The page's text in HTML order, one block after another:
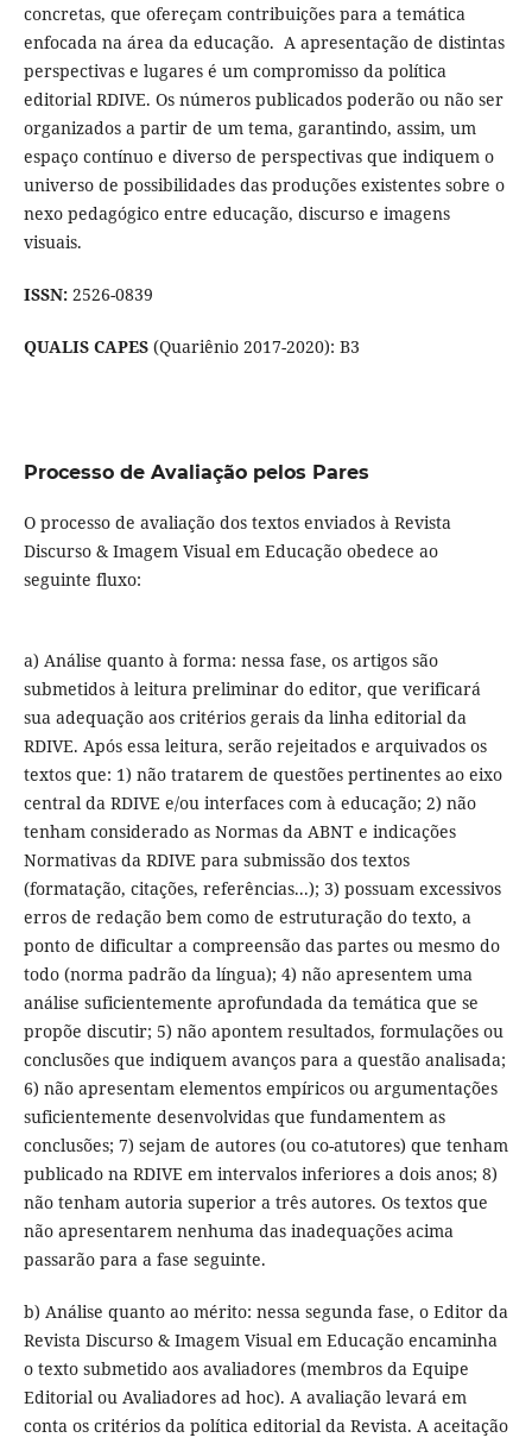
concretas, que ofereçam contribuições para a temática
enfocada na área da educação. A apresentação de distintas
perspectivas e lugares é um compromisso da política
editorial RDIVE. Os números publicados poderão ou não ser
organizados a partir de um tema, garantindo, assim, um
espaço contínuo e diverso de perspectivas que indiquem o
universo de possibilidades das produções existentes sobre o
nexo pedagógico entre educação, discurso e imagens
visuais.
ISSN:2526-0839
QUALIS CAPES(Quariênio 2017-2020): B3
Processo de Avaliação pelos Pares
O processo de avaliação dos textos enviados à Revista
Discurso & Imagem Visual em Educação obedece ao
seguinte fluxo:
a) Análise quanto à forma: nessa fase, os artigos são
submetidos à leitura preliminar do editor, que verificará
sua adequação aos critérios gerais da linha editorial da
RDIVE. Após essa leitura, serão rejeitados e arquivados os
textos que: 1) não tratarem de questões pertinentes ao eixo
central da RDIVE e/ou interfaces com à educação; 2) não
tenham considerado as Normas da ABNT e indicações
Normativas da RDIVE para submissão dos textos
(formatação, citações, referências...); 3) possuam excessivos
erros de redação bem como de estruturação do texto, a
ponto de dificultar a compreensão das partes ou mesmo do
todo (norma padrão da língua); 4) não apresentem uma
análise suficientemente aprofundada da temática que se
propõe discutir; 5) não apontem resultados, formulações ou
conclusões que indiquem avanços para a questão analisada;
6) não apresentam elementos empíricos ou argumentações
suficientemente desenvolvidas que fundamentem as
conclusões; 7) sejam de autores (ou co-atutores) que tenham
publicado na RDIVE em intervalos inferiores a dois anos; 8)
não tenham autoria superior a três autores. Os textos que
não apresentarem nenhuma das inadequações acima
passarão para a fase seguinte.
b) Análise quanto ao mérito: nessa segunda fase, o Editor da
Revista Discurso & Imagem Visual em Educação encaminha
o texto submetido aos avaliadores (membros da Equipe
Editorial ou Avaliadores ad hoc). A avaliação levará em
conta os critérios da política editorial da Revista. A aceitação